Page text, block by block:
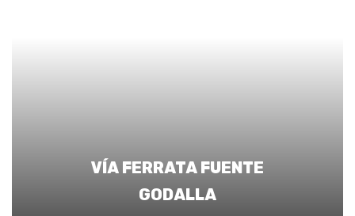
VÍA FERRATA FUENTE
GODALLA